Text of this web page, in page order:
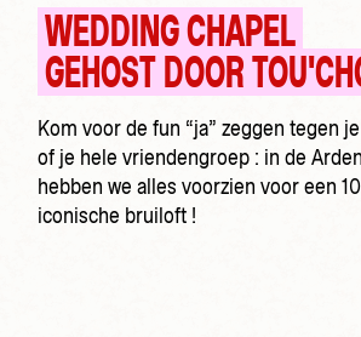
WEDDING CHAPEL
GEHOST DOOR
Kom voor de fun “ja” zeggen tegen
of je hele vriendengroep : in de
hebben we alles voorzien voor een
iconische bruiloft !